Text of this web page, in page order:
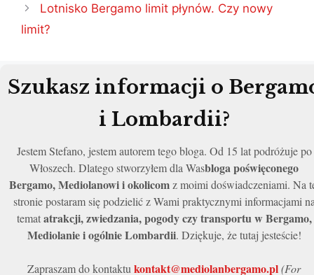
Lotnisko Bergamo limit płynów. Czy nowy
limit?
Szukasz informacji o
i Lombardii?
Jestem Stefano, jestem autorem tego bloga. Od 15 lat podróżuje po
Włoszech. Dlatego stworzyłem dla Wasbloga poświęconego
Bergamo, Mediolanowi i okolicomz moimi doświadczeniami. Na
stronie postaram się podzielić z Wami praktycznymi informacjami
tematatrakcji, zwiedzania, pogody czy transportu w Bergamo,
Mediolanie i ogólnie Lombardii. Dziękuje, że tutaj jesteście!
Zapraszam do kontaktu kontakt@mediolanbergamo.pl(For